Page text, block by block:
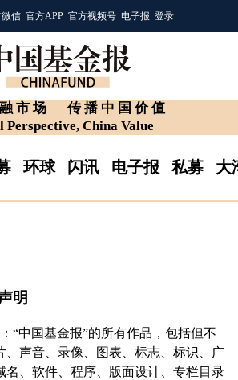
信 官方APP 官方视频号 电子报 登录
市场
传播中国价值
Perspective, China Value
环球 闪讯 电子报 私募 大
明
“中国基金报”的所有作品，包括但不
、声音、录像、图表、标志、标识、广
名、软件、程序、版面设计、专栏目录